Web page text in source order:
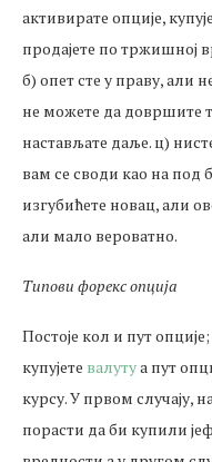
активирате опције,
продајете по тржишној
б) опет сте у праву, али
не можете да довршите
настављате даље. ц)
вам се своди као на под
изгубићете новац, али
али мало вероватно.
Типови форекс опција
Постоје кол и пут
купујете валутуа пут
курсу. У првом случају,
порасти да би купили